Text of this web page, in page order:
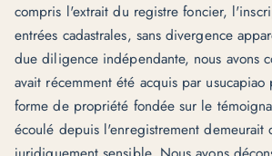
compris l'extrait du registre foncier,
entrées cadastrales, sans divergence
due diligence indépendante, nous avons
avait récemment été acquis par
forme de propriété fondée sur le
écoulé depuis l'enregistrement demeurait